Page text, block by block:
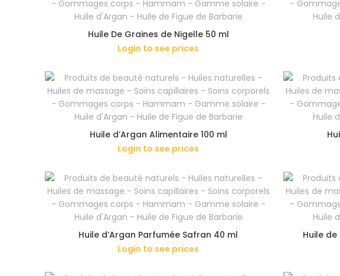
Huile De Graines de Nigelle 50 ml
Login to see prices
Huile d’Argan Alimentaire 100 ml
Login to see prices
Huile d’Argan Parfumée Safran 40 ml
Login to see prices
Huile